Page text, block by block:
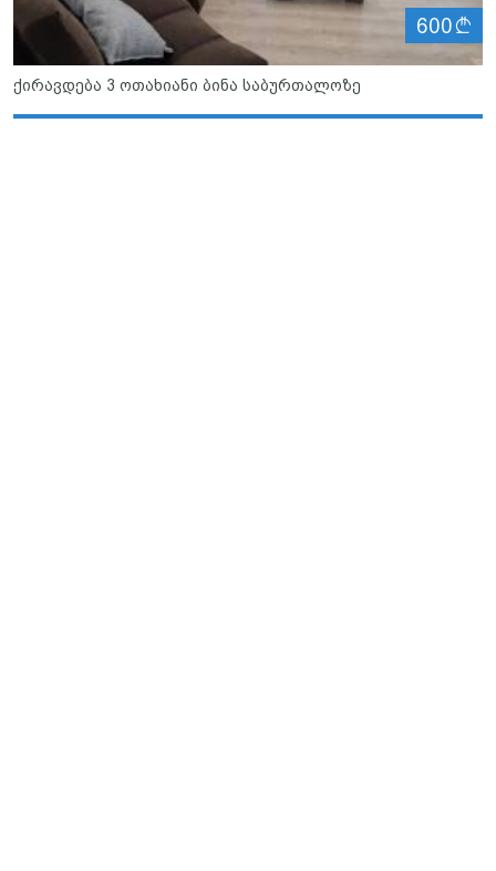
600
ქირავდება 3 ოთახიანი ბინა საბურთალოზე